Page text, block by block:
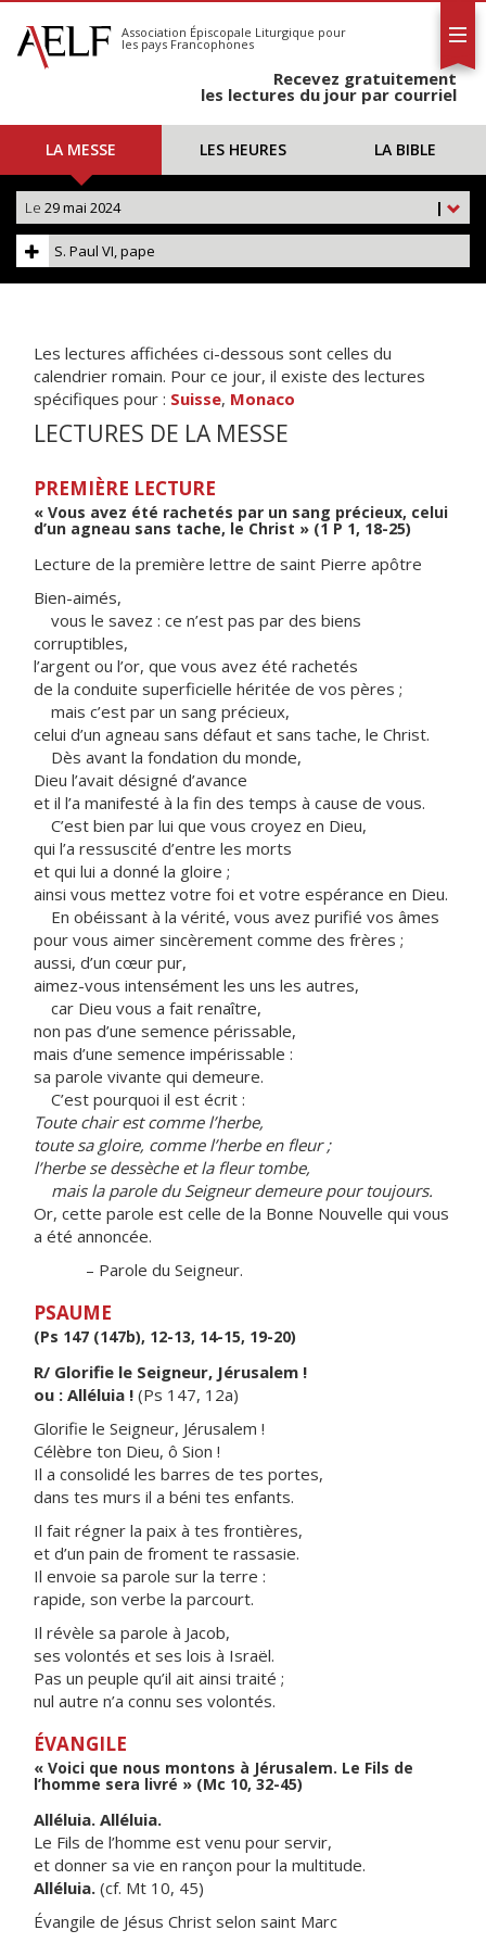
S'abonner
Calendrier
Association Épiscopale Liturgique pour
les pays Francophones
Recevez gratuitement
les lectures du jour par courriel
LA MESSE LES HEURES LA BIBLE
|
Le 29 mai 2024
S. Paul VI, pape
Les lectures affichées ci-dessous sont celles du
calendrier romain. Pour ce jour, il existe des lectures
spécifiques pour : Suisse, Monaco
LECTURES DE LA MESSE
PREMIÈRE LECTURE
« Vous avez été rachetés par un sang précieux, celui
d’un agneau sans tache, le Christ » (1 P 1, 18-25)
Lecture de la première lettre de saint Pierre apôtre
Bien-aimés,
vous le savez : ce n’est pas par des biens
corruptibles,
l’argent ou l’or, que vous avez été rachetés
de la conduite superficielle héritée de vos pères ;
mais c’est par un sang précieux,
celui d’un agneau sans défaut et sans tache, le Christ.
Dès avant la fondation du monde,
Dieu l’avait désigné d’avance
et il l’a manifesté à la fin des temps à cause de vous.
C’est bien par lui que vous croyez en Dieu,
qui l’a ressuscité d’entre les morts
et qui lui a donné la gloire ;
ainsi vous mettez votre foi et votre espérance en Dieu.
En obéissant à la vérité, vous avez purifié vos âmes
pour vous aimer sincèrement comme des frères ;
aussi, d’un cœur pur,
aimez-vous intensément les uns les autres,
car Dieu vous a fait renaître,
non pas d’une semence périssable,
mais d’une semence impérissable :
sa parole vivante qui demeure.
C’est pourquoi il est écrit :
Toute chair est comme l’herbe,
toute sa gloire, comme l’herbe en fleur ;
l’herbe se dessèche et la fleur tombe,
mais la parole du Seigneur demeure pour toujours.
Or, cette parole est celle de la Bonne Nouvelle qui vous
a été annoncée.
– Parole du Seigneur.
PSAUME
(Ps 147 (147b), 12-13, 14-15, 19-20)
R/ Glorifie le Seigneur, Jérusalem !
ou : Alléluia ! (Ps 147, 12a)
Glorifie le Seigneur, Jérusalem !
Célèbre ton Dieu, ô Sion !
Il a consolidé les barres de tes portes,
dans tes murs il a béni tes enfants.
Il fait régner la paix à tes frontières,
et d’un pain de froment te rassasie.
Il envoie sa parole sur la terre :
rapide, son verbe la parcourt.
Il révèle sa parole à Jacob,
ses volontés et ses lois à Israël.
Pas un peuple qu’il ait ainsi traité ;
nul autre n’a connu ses volontés.
ÉVANGILE
« Voici que nous montons à Jérusalem. Le Fils de
l’homme sera livré » (Mc 10, 32-45)
Alléluia. Alléluia.
Le Fils de l’homme est venu pour servir,
et donner sa vie en rançon pour la multitude.
Alléluia. (cf. Mt 10, 45)
Évangile de Jésus Christ selon saint Marc